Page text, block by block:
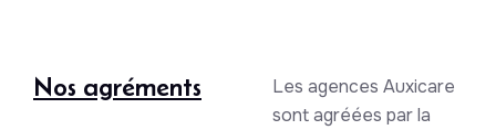
Nos agréments
Les agences Auxicare
sont agréées par la